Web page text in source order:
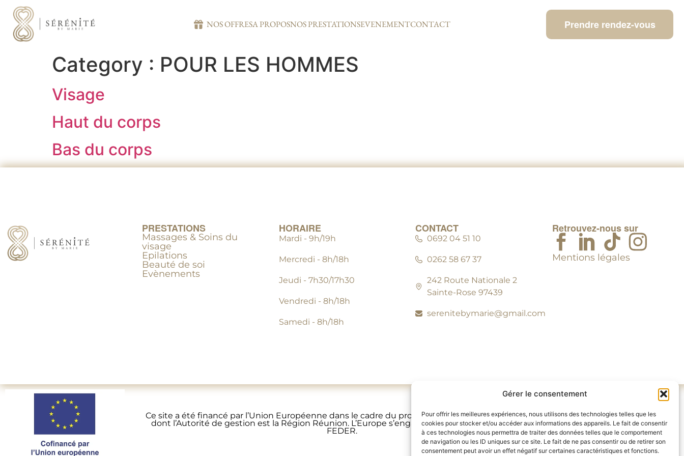
Gérer le consentement
Pour offrir les meilleures expériences, nous utilisons des technologies telles que les
cookies pour stocker et/ou accéder aux informations des appareils. Le fait de consentir
à ces technologies nous permettra de traiter des données telles que le comportement
de navigation ou les ID uniques sur ce site. Le fait de ne pas consentir ou de retirer son
consentement peut avoir un effet négatif sur certaines caractéristiques et fonctions.
NOS OFFRESA PROPOSNOS PRESTATIONSEVENEMENTCONTACT Prendre rendez-vous
Category : POUR LES HOMMES
Visage
Haut du corps
Bas du corps
PRESTATIONS
Massages & Soins du
visage
Epilations
Beauté de soi
Evènements
HORAIRE
Mardi - 9h/19h
Mercredi - 8h/18h
Jeudi - 7h30/17h30
Vendredi - 8h/18h
Samedi - 8h/18h
CONTACT
0692 04 51 10
0262 58 67 37
242 Route Nationale 2
Sainte-Rose 97439
serenitebymarie@gmail.com
Retrouvez-nous sur
Mentions légales
Ce site a été financé par l’Union Européenne dans le cadre du programme FEDER-FSE+ Réunion
dont l’Autorité de gestion est la Région Réunion. L’Europe s’engage à la Réunion avec le fonds
FEDER.